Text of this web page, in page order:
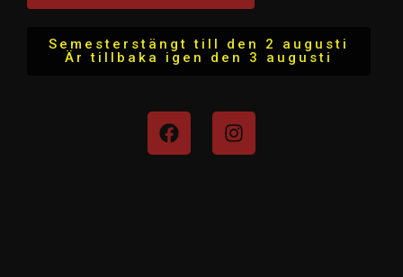
Semesterstängt till den 2 augusti
Är tillbaka igen den 3 augusti